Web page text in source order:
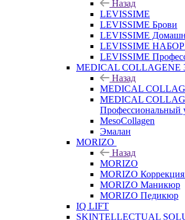
Назад
LEVISSIME
LEVISSIME Брови
LEVISSIME
LEVISSIME
LEVISSIME
MEDICAL COLLAGENE
Назад
MEDICAL
MEDICAL
Профессиональный
MesoCollagen
Эмалан
MORIZO
Назад
MORIZO
MORIZO
MORIZO Маникюр
MORIZO Педикюр
IQ LIFT
SKINTELLECTUAL